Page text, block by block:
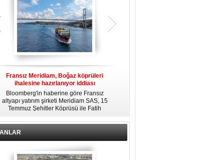
Fransız Meridiam, Boğaz köprüleri
ihalesine hazırlanıyor iddiası
Bloomberg'in haberine göre Fransız
altyapı yatırım şirketi Meridiam SAS, 15
Temmuz Şehitler Köprüsü ile Fatih
Sultan Mehmet Köprüsü'nün
özelleştirilmesine yönelik ihaleyle
zamanda kendi yat limanı, helikopter
pisti ve seçkin villaları da içeren koca